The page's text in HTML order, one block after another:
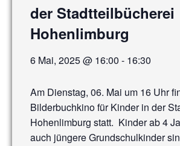
der Stadtteilbücherei
Hohenlimburg
6 Mai, 2025 @ 16:00 - 16:30
Am Dienstag, 06. Mai um 16 Uhr
Bilderbuchkino für Kinder in der
Hohenlimburg statt. Kinder ab 4
auch jüngere Grundschulkinder